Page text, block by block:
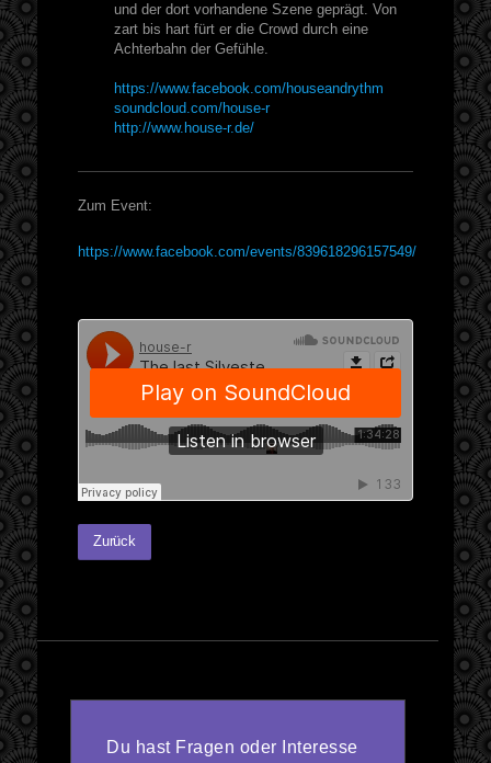
und der dort vorhandene Szene geprägt. Von
zart bis hart fürt er die Crowd durch eine
Achterbahn der Gefühle.
https://www.facebook.com/houseandrythm
soundcloud.com/house-r
http://www.house-r.de/
Zum Event:
https://www.facebook.com/events/839618296157549/
Zurück
Du hast Fragen oder Interesse